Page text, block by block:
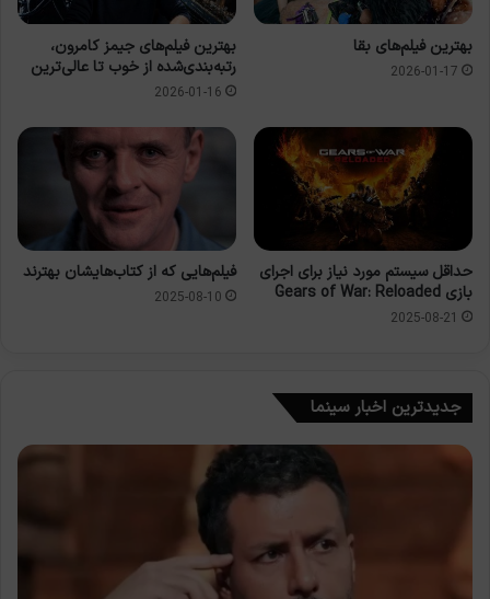
بهترین فیلم‌های بقا
2026-01-17
بهترین فیلم‌های جیمز کامرون،
رتبه‌بندی‌شده از خوب تا عالی‌ترین
2026-01-16
حداقل سیستم مورد نیاز برای اجرای
بازی Gears of War: Reloaded
2025-08-21
فیلم‌هایی که از کتاب‌هایشان بهترند
2025-08-10
جدیدترین اخبار سینما